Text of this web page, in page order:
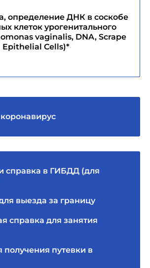
определение ДНК в соскобе
клеток урогенитального
vaginalis, DNA, Scrape
Cells)*
справка в ГИБДД (для
выезда за границу
справка для занятия
получения путевки в